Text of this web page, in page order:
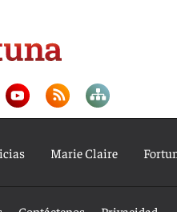
Marie Claire